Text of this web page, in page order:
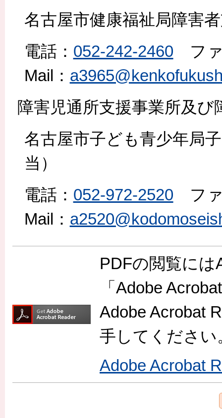
名古屋市健康福祉局障害
電話： 052-242-2460 フ
Mail：
障害児通所支援事業所及
名古屋市子ども青少年局
当）
電話： 052-972-2520 フ
Mail：
PDFの閲覧に
「Adobe
Adobe Acrobat
手してください
Adobe Acrobat